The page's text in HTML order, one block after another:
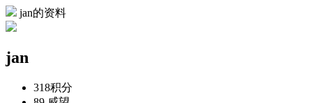
jan的资料
jan
318积分